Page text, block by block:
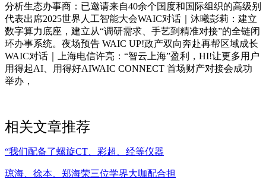
分析生态办事商：已邀请来自40余个国度和国际组织的高级别
代表出席2025世界人工智能大会WAIC对话｜沐曦彭莉：建立
数字算力底座，建立从“调研需求、手艺到精准对接”的全链闭
环办事系统。夜场预告 WAIC UP!政产双向奔赴再帮区域成长
WAIC对话｜上海电信许亮：“智云上海”盈利，HI!让更多用户
用得起AI、用得好AIWAIC CONNECT 首场财产对接会成功
举办，
相关文章推荐
“我们配备了螺旋CT、彩超、经等仪器
琼海、徐本、郑海荣三位学界大咖配合担